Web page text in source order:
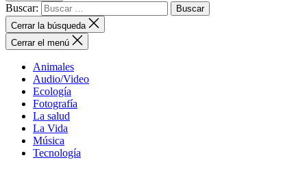
Buscar:
Cerrar la búsqueda
Cerrar el menú
Animales
Audio/Video
Ecología
Fotografía
La salud
La Vida
Música
Tecnología